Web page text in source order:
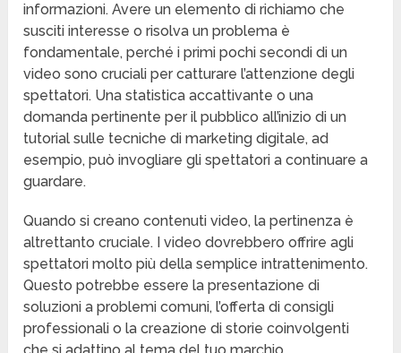
informazioni. Avere un elemento di richiamo che
susciti interesse o risolva un problema è
fondamentale, perché i primi pochi secondi di un
video sono cruciali per catturare l’attenzione degli
spettatori. Una statistica accattivante o una
domanda pertinente per il pubblico all’inizio di un
tutorial sulle tecniche di marketing digitale, ad
esempio, può invogliare gli spettatori a continuare a
guardare.
Quando si creano contenuti video, la pertinenza è
altrettanto cruciale. I video dovrebbero offrire agli
spettatori molto più della semplice intrattenimento.
Questo potrebbe essere la presentazione di
soluzioni a problemi comuni, l’offerta di consigli
professionali o la creazione di storie coinvolgenti